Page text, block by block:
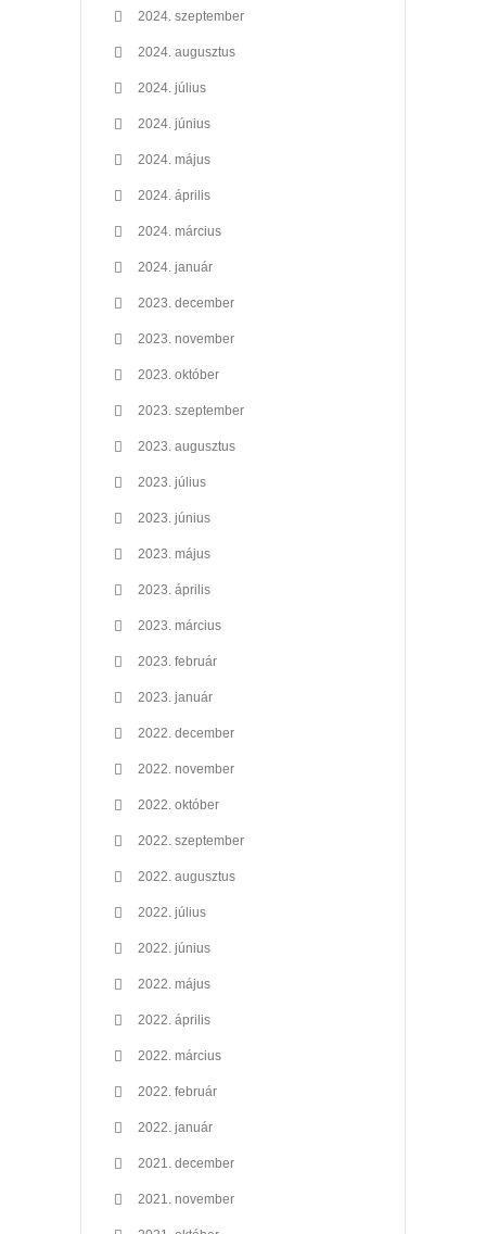
2024. szeptember
2024. augusztus
2024. július
2024. június
2024. május
2024. április
2024. március
2024. január
2023. december
2023. november
2023. október
2023. szeptember
2023. augusztus
2023. július
2023. június
2023. május
2023. április
2023. március
2023. február
2023. január
2022. december
2022. november
2022. október
2022. szeptember
2022. augusztus
2022. július
2022. június
2022. május
2022. április
2022. március
2022. február
2022. január
2021. december
2021. november